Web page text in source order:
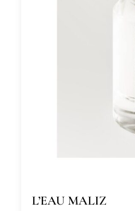
L’EAU MALIZ